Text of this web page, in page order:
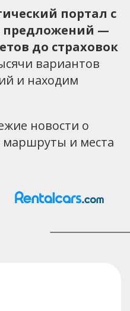
портал с
предложений —
до страховок
вариантов
и находим
новости о
маршруты и места